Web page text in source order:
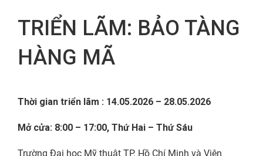
TRIỂN LÃM: BẢO TÀNG
HÀNG MÃ
Thời gian triển lãm : 14.05.2026 – 28.05.2026
Mở cửa: 8:00 – 17:00, Thứ Hai – Thứ Sáu
Trường Đại học Mỹ thuật TP. Hồ Chí Minh và Viện